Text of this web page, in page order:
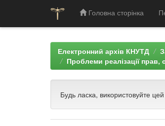
Головна сторінка
Електронний архів КНУТД
Проблеми реалізації прав,
Будь ласка, використовуйте